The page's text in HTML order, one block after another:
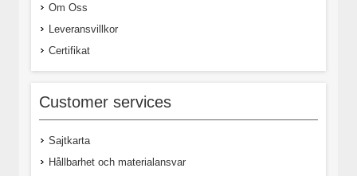
Om Oss
Leveransvillkor
Certifikat
Customer services
Sajtkarta
Hållbarhet och materialansvar